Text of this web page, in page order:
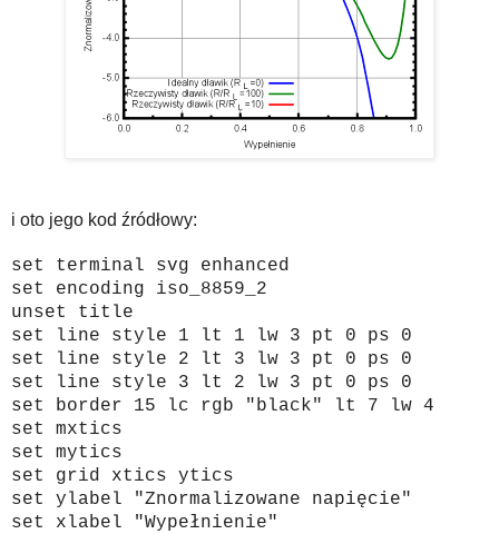
i oto jego kod źródłowy:
set terminal svg enhanced
set encoding iso_8859_2
unset title
set line style 1 lt 1 lw 3 pt 0 ps 0
set line style 2 lt 3 lw 3 pt 0 ps 0
set line style 3 lt 2 lw 3 pt 0 ps 0
set border 15 lc rgb "black" lt 7 lw 4
set mxtics
set mytics
set grid xtics ytics
set ylabel "Znormalizowane napięcie"
set xlabel "Wypełnienie"